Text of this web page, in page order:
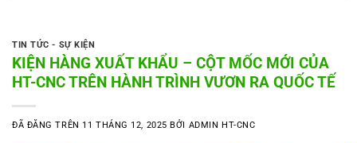
TIN TỨC - SỰ KIỆN
KIỆN HÀNG XUẤT KHẨU – CỘT MỐC MỚI CỦA
HT-CNC TRÊN HÀNH TRÌNH VƯƠN RA QUỐC TẾ
ĐÃ ĐĂNG TRÊN 11 THÁNG 12, 2025 BỞI ADMIN HT-CNC